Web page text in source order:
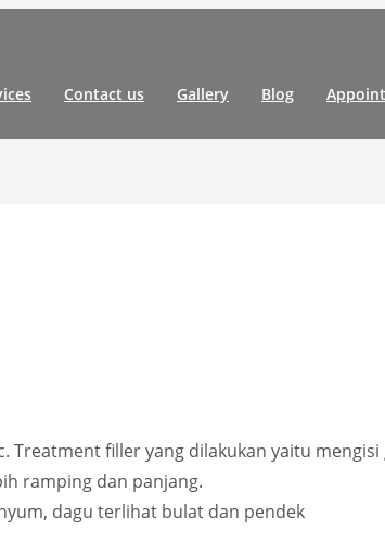
Contact us Gallery Blog
filler yang dilakukan yaitu
ramping dan panjang.
dagu terlihat bulat dan pendek